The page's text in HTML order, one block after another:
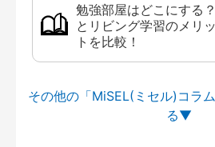
勉強部屋はどこにする
とリビング学習のメリ
トを比較！
その他の「MiSEL(ミセル)コラ